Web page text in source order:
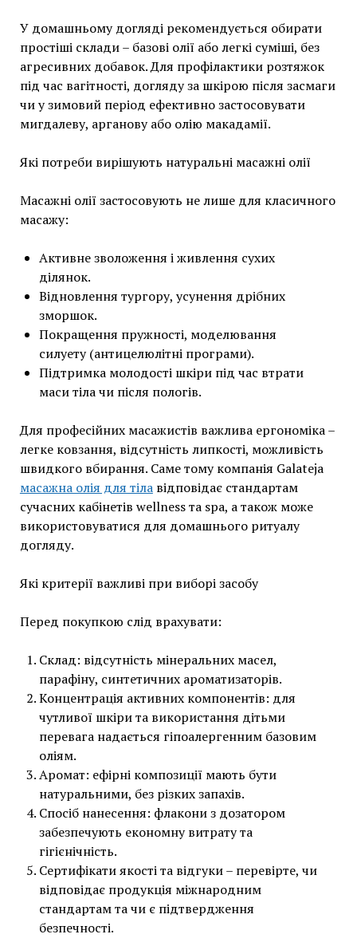
У домашньому догляді рекомендується обирати
простіші склади – базові олії або легкі суміші, без
агресивних добавок. Для профілактики розтяжок
під час вагітності, догляду за шкірою після засмаги
чи у зимовий період ефективно застосовувати
мигдалеву, арганову або олію макадамії.
Які потреби вирішують натуральні масажні олії
Масажні олії застосовують не лише для класичного
масажу:
Активне зволоження і живлення сухих
ділянок.
Відновлення тургору, усунення дрібних
зморшок.
Покращення пружності, моделювання
силуету (антицелюлітні програми).
Підтримка молодості шкіри під час втрати
маси тіла чи після пологів.
Для професійних масажистів важлива ергономіка –
легке ковзання, відсутність липкості, можливість
швидкого вбирання. Саме тому компанія Galateja
масажна олія для тілавідповідає стандартам
сучасних кабінетів wellness та spa, а також може
використовуватися для домашнього ритуалу
догляду.
Які критерії важливі при виборі засобу
Перед покупкою слід врахувати:
Склад: відсутність мінеральних масел,
парафіну, синтетичних ароматизаторів.
Концентрація активних компонентів: для
чутливої шкіри та використання дітьми
перевага надається гіпоалергенним базовим
оліям.
Аромат: ефірні композиції мають бути
натуральними, без різких запахів.
Спосіб нанесення: флакони з дозатором
забезпечують економну витрату та
гігієнічність.
Сертифікати якості та відгуки – перевірте, чи
відповідає продукція міжнародним
стандартам та чи є підтвердження
безпечності.